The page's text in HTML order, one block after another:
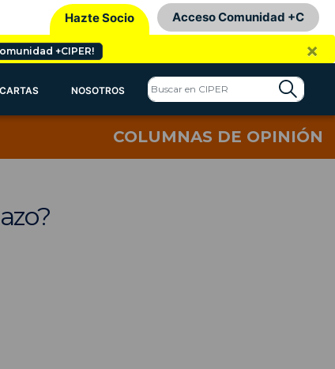
Hazte Socio Acceso Comunidad +C
+CIPER! ×
CARTAS NOSOTROS
COLUMNAS DE OPINIÓN